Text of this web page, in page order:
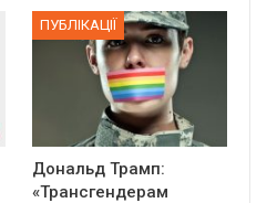
ПУБЛІКАЦІЇ
Дональд Трамп:
«Трансгендерам